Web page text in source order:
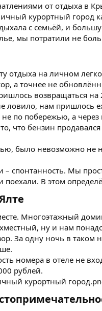
от отдыха в
курортный город
с семьёй, и
мы потратили не
отдыха на личном
а точнее не
возвращаться на
ловило, нам пришлось
по побережью, а
что бензин
было невозможно не
спонтанность. Мы
поехали. В этом
Многоэтажный
ну и нам
За одну ночь в таком
номера в отеле не
рублей.